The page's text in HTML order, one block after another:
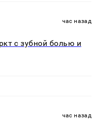
час назад
с зубной болью и
час назад